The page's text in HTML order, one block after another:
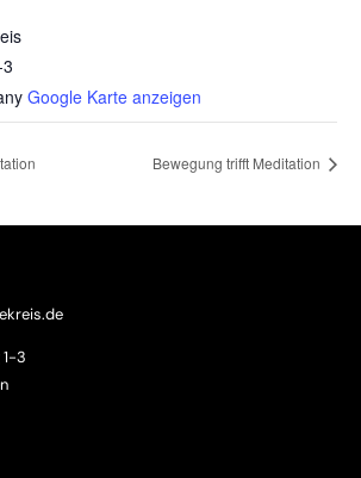
Google Karte anzeigen
Bewegung trifft Meditation
3